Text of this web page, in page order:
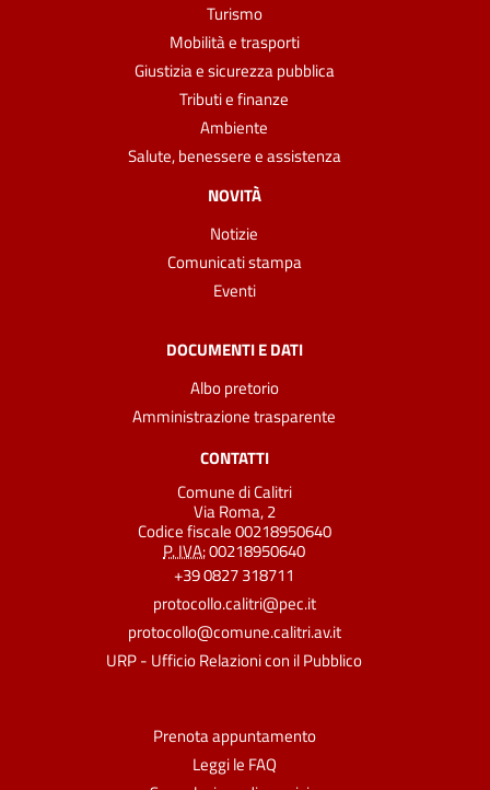
Turismo
Mobilità e trasporti
Giustizia e sicurezza pubblica
Tributi e finanze
Ambiente
Salute, benessere e assistenza
NOVITÀ
Notizie
Comunicati stampa
Eventi
DOCUMENTI E DATI
Albo pretorio
Amministrazione trasparente
CONTATTI
Comune di Calitri
Via Roma, 2
Codice fiscale 00218950640
P. IVA:00218950640
+39 0827 318711
protocollo.calitri@pec.it
protocollo@comune.calitri.av.it
URP - Ufficio Relazioni con il Pubblico
Prenota appuntamento
Leggi le FAQ